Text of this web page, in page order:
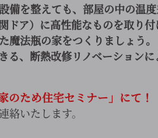
備を整えても、部屋の中の温
ドア）に高性能なものを取り
法瓶の家をつくりましょう。
る、断熱改修リノベーション
のため住宅セミナー」にて！
いたします。